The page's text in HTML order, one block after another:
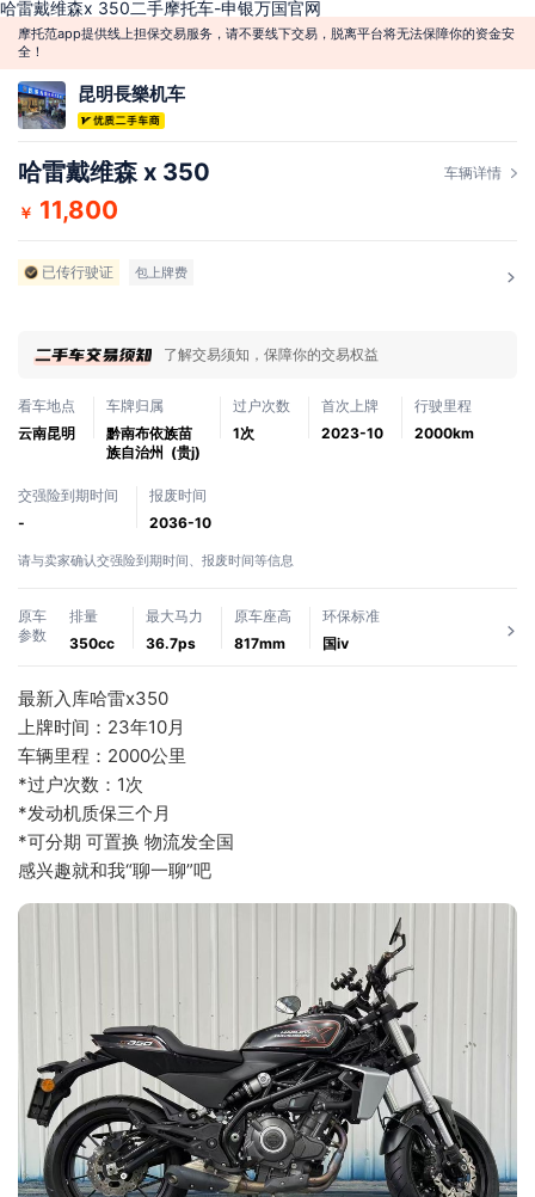
哈雷戴维森x 350二手摩托车-申银万国官网
摩托范app提供线上担保交易服务，请不要线下交易，脱离平台将无法保障你的资金安
全！
昆明長樂机车
哈雷戴维森 x 350 车辆详情
￥ 11,800
已传行驶证 包上牌费
了解交易须知，保障你的交易权益
看车地点
云南昆明
车牌归属
黔南布依族苗
族自治州 (贵j)
过户次数
1次
首次上牌
2023-10
行驶里程
2000km
交强险到期时间
-
报废时间
2036-10
请与卖家确认交强险到期时间、报废时间等信息
原车
参数
排量
350cc
最大马力
36.7ps
原车座高
817mm
环保标准
国ⅳ
最新入库哈雷x350
上牌时间：23年10月
车辆里程：2000公里
*过户次数：1次
*发动机质保三个月
*可分期 可置换 物流发全国
感兴趣就和我“聊一聊”吧